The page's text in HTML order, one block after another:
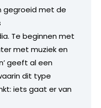
gegroeid met de
Te beginnen met
met muziek en
geeft al een
dit type
iets gaat er van